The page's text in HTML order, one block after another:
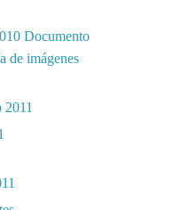
Documento
de imágenes